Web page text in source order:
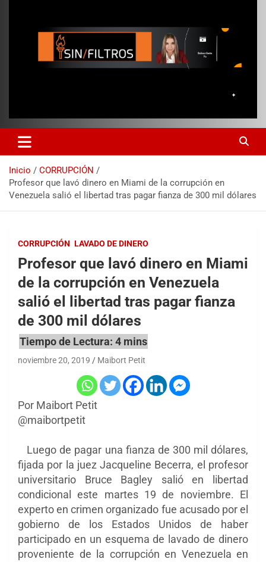
Inicio
CORRUPCIÓN
Profesor que lavó dinero en Miami de la corrupción en
Venezuela salió el libertad tras pagar fianza de 300 mil dólares
CORRUPCIÓN LAVADO DE DINERO
Profesor que lavó dinero en Miami
de la corrupción en Venezuela
salió el libertad tras pagar fianza
de 300 mil dólares
noviembre 20, 2019 Maibort Petit
Por Maibort Petit
@maibortpetit
Luego de pagar una fianza de 300 mil dólares,
fijada por la juez Jacqueline Becerra, el profesor
universitario Bruce Bagley salió en libertad
condicional este martes 19 de noviembre. El
experto en crimen organizado fue acusado por el
gobierno de los Estados Unidos de haber
participado en un esquema de lavado de dinero
proveniente de la corrupción en Venezuela en